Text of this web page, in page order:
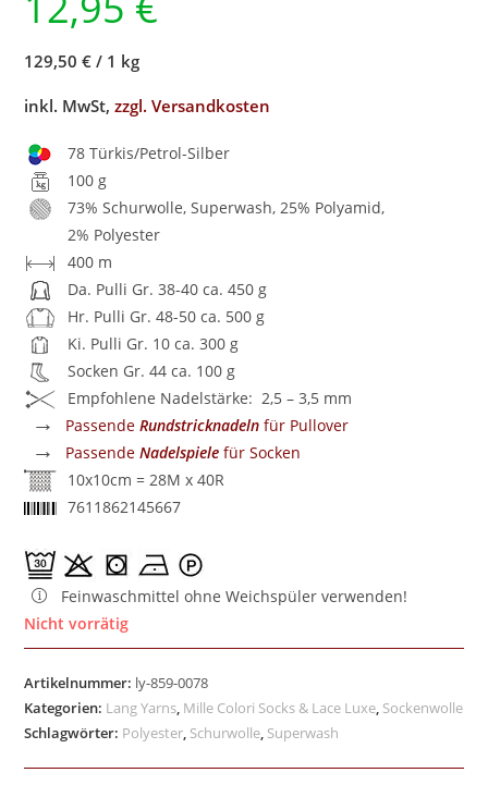
129,50 € / 1 kg
inkl. MwSt,zzgl. Versandkosten
78 Türkis/Petrol-Silber
100 g
73% Schurwolle, Superwash, 25% Polyamid,
2% Polyester
400 m
Da. Pulli Gr. 38-40 ca. 450 g
Hr. Pulli Gr. 48-50 ca. 500 g
Ki. Pulli Gr. 10 ca. 300 g
Socken Gr. 44 ca. 100 g
Empfohlene Nadelstärke: 2,5 – 3,5 mm
→ PassendeRundstricknadeln für Pullover
→ PassendeNadelspiele für Socken
10x10cm = 28M x 40R
7611862145667
Feinwaschmittel ohne Weichspüler verwenden!
Nicht vorrätig
Artikelnummer: ly-859-0078
Kategorien: Lang Yarns Mille Colori Socks & Lace Luxe Sockenwolle
Schlagwörter: Polyester Schurwolle Superwash